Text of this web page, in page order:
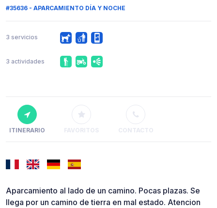
#35636 - APARCAMIENTO DÍA Y NOCHE
3 servicios
3 actividades
ITINERARIO FAVORITOS CONTACTO
Aparcamiento al lado de un camino. Pocas plazas. Se
llega por un camino de tierra en mal estado. Atencion